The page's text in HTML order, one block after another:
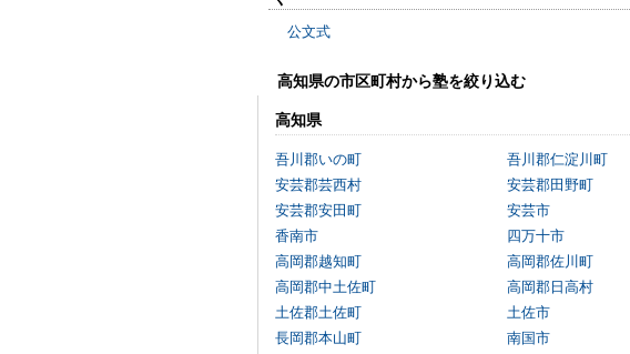
公文式
高知県の市区町村から塾を絞り込む
高知県
吾川郡いの町 吾川郡仁淀川町
安芸郡芸西村
安芸郡田野町
安芸郡安田町
安芸市
香南市
四万十市
高岡郡越知町
高岡郡佐川町
高岡郡中土佐町
高岡郡日高村
土佐郡土佐町
土佐市
長岡郡本山町
南国市